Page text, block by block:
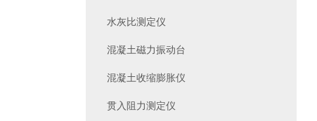
水灰比测定仪
混凝土磁力振动台
混凝土收缩膨胀仪
贯入阻力测定仪